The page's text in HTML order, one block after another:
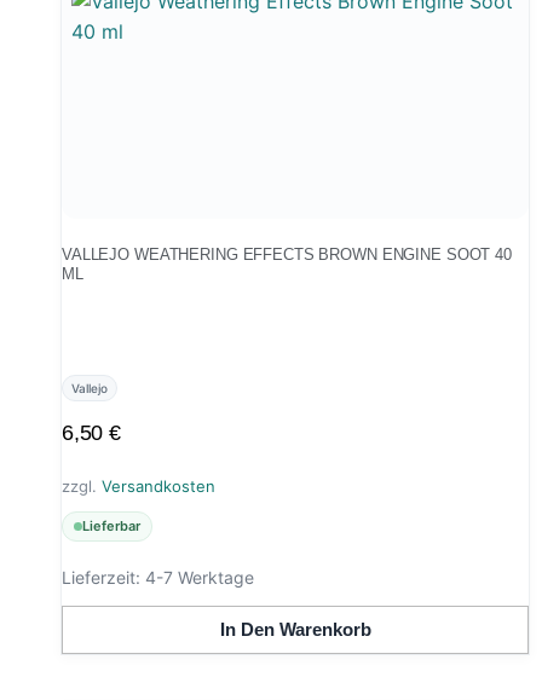
VALLEJO WEATHERING EFFECTS BROWN ENGINE SOOT 40
ML
Vallejo
6,50€
zzgl. Versandkosten
Lieferbar
Lieferzeit: 4-7 Werktage
In Den Warenkorb